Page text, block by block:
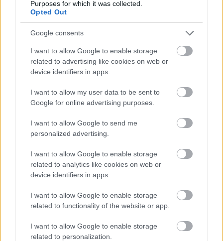
Purposes for which it was collected.
Opted Out
Google consents
I want to allow Google to enable storage
related to advertising like cookies on web or
device identifiers in apps.
I want to allow my user data to be sent to
Google for online advertising purposes.
I want to allow Google to send me
personalized advertising.
I want to allow Google to enable storage
related to analytics like cookies on web or
device identifiers in apps.
I want to allow Google to enable storage
related to functionality of the website or app.
I want to allow Google to enable storage
related to personalization.
A tárlat az Emberi Erőforrások Minisztériuma
Alapítvány, a Szépművészeti Múzeum –
Magyar Nemzeti Galéria és a Várkert Bazár
közös szervezésében jött létre, és 2017. július
2-ig látogatható.
KONDOR BÉLA GYŰJTEMÉNYES KIÁLLÍTÁSA
Budapest, Ybl Miklós tér 2.)